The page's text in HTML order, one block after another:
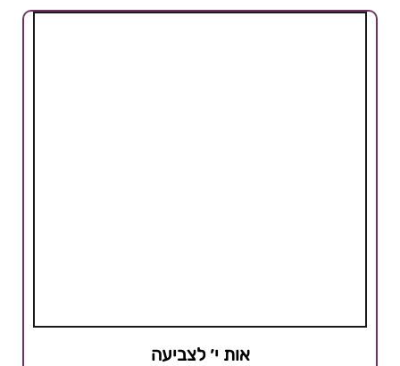
אות י׳ לצביעה